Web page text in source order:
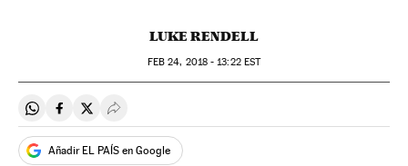
LUKE RENDELL
FEB 24, 2018 - 13:22EST
Compartir en Whatsapp
Compartir en Facebook
Compartir en Twitter
Desplegar Redes Sociales
Añadir EL PAÍS en Google